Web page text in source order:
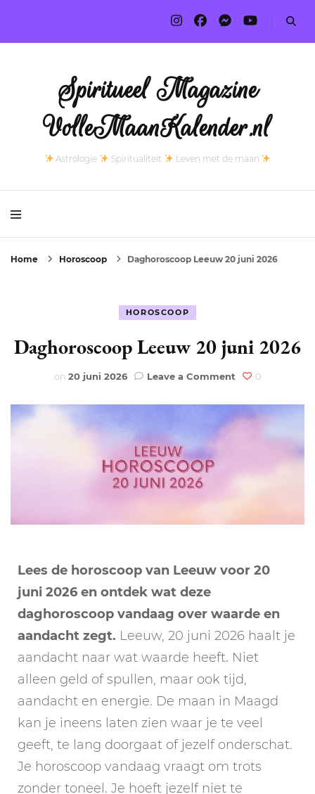
Spiritueel Magazine
VolleMaanKalender.nl
Astrologie Spiritualiteit Leven met de maan
Home Horoscoop Daghoroscoop Leeuw 20 juni 2026
HOROSCOOP
Daghoroscoop Leeuw 20 juni 2026
on 20 juni 2026 Leave a Commenton
Leeuw
20
0
Lees de horoscoop van Leeuw voor 20
juni 2026 en ontdek wat deze
daghoroscoop vandaag over waarde en
aandacht zegt. Leeuw, 20 juni 2026 haalt je
aandacht naar wat waarde heeft. Niet
alleen geld of spullen, maar ook tijd,
aandacht en energie. De maan in Maagd
kan je ineens laten zien waar je te veel
geeft, te lang doorgaat of jezelf onderschat.
Je horoscoop vandaag vraagt om trots
zonder toneel. Je hoeft jezelf niet te